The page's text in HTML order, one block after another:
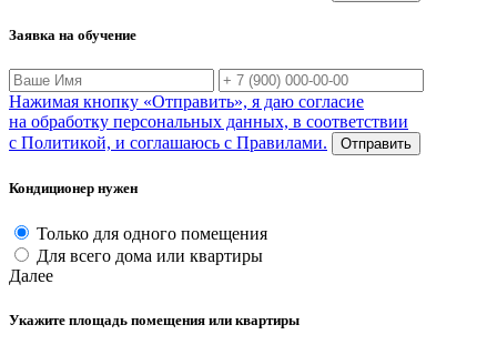
Заявка на обучение
Нажимая кнопку «Отправить», я даю согласие
на обработку персональных данных, в соответствии
с Политикой, и соглашаюсь с Правилами.
Отправить
Кондиционер нужен
Только для одного помещения
Для всего дома или квартиры
Далее
Укажите площадь помещения или квартиры